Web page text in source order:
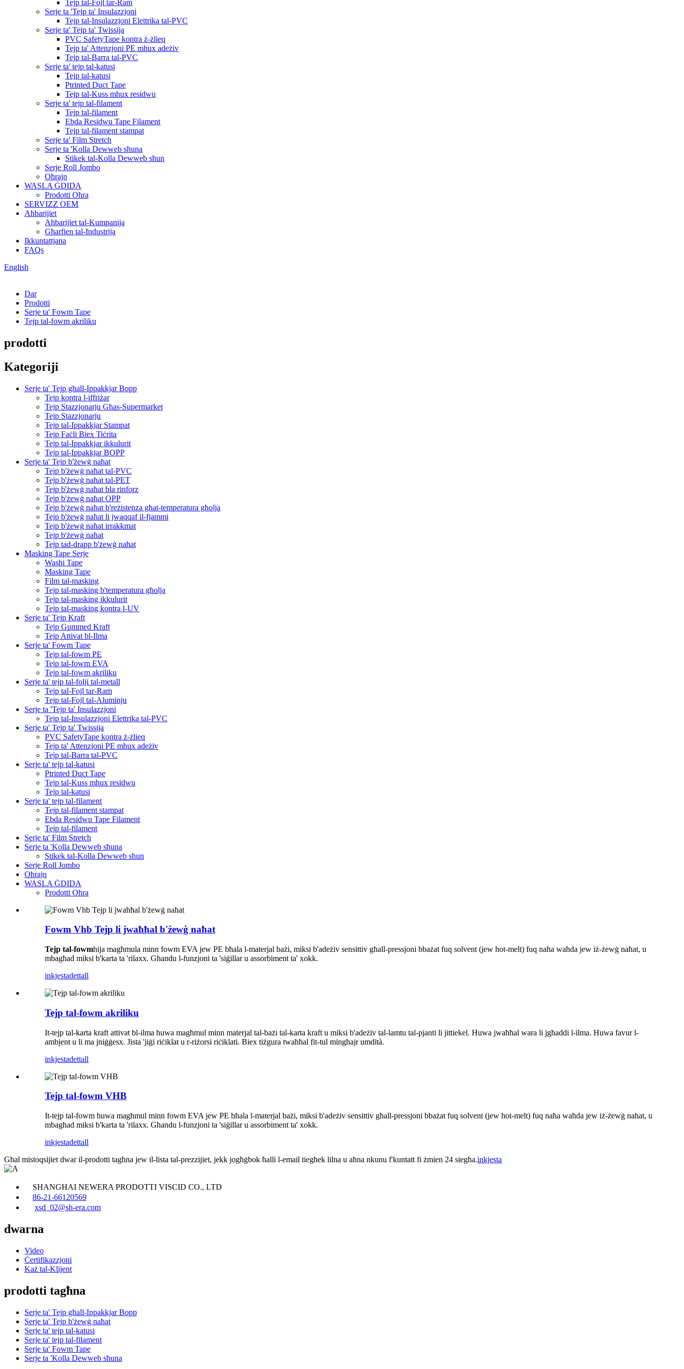
Tejp tal-Fojl tar-Ram
Serje ta 'Tejp ta' Insulazzjoni
Tejp tal-Insulazzjoni Elettrika tal-PVC
Serje ta' Tejp ta' Twissija
PVC SafetyTape kontra ż-żlieq
Tejp ta' Attenzjoni PE mhux adeżiv
Tejp tal-Barra tal-PVC
Serje ta' tejp tal-katusi
Tejp tal-katusi
Ptrinted Duct Tape
Tejp tal-Kuss mhux residwu
Serje ta' tejp tal-filament
Tejp tal-filament
Ebda Residwu Tape Filament
Tejp tal-filament stampat
Serje ta' Film Stretch
Serje ta 'Kolla Dewweb sħuna
Stikek tal-Kolla Dewweb sħun
Serje Roll Jombo
Oħrajn
WASLA ĠDIDA
Prodotti Oħra
SERVIZZ OEM
Aħbarijiet
Aħbarijiet tal-Kumpanija
Għarfien tal-Industrija
Ikkuntattjana
FAQs
English
Dar
Prodotti
Serje ta' Fowm Tape
Tejp tal-fowm akriliku
prodotti
Kategoriji
Serje ta' Tejp għall-Ippakkjar Bopp
Tejp kontra l-iffriżar
Tejp Stazzjonarju Għas-Supermarket
Tejp Stazzjonarju
Tejp tal-Ippakkjar Stampat
Tejp Faċli Biex Tiċrita
Tejp tal-Ippakkjar ikkulurit
Tejp tal-Ippakkjar BOPP
Serje ta' Tejp b'żewġ naħat
Tejp b'żewġ naħat tal-PVC
Tejp b'żewġ naħat tal-PET
Tejp b'żewġ naħat bla rinforz
Tejp b'żewġ naħat OPP
Tejp b'żewġ naħat b'reżistenza għat-temperatura għolja
Tejp b'żewġ naħat li jwaqqaf il-fjammi
Tejp b'żewġ naħat irrakkmat
Tejp b'żewġ naħat
Tejp tad-drapp b'żewġ naħat
Masking Tape Serje
Washi Tape
Masking Tape
Film tal-masking
Tejp tal-masking b'temperatura għolja
Tejp tal-masking ikkulurit
Tejp tal-masking kontra l-UV
Serje ta' Tejp Kraft
Tejp Gummed Kraft
Tejp Attivat bl-Ilma
Serje ta' Fowm Tape
Tejp tal-fowm PE
Tejp tal-fowm EVA
Tejp tal-fowm akriliku
Serje ta' tejp tal-folji tal-metall
Tejp tal-Fojl tar-Ram
Tejp tal-Fojl tal-Aluminju
Serje ta 'Tejp ta' Insulazzjoni
Tejp tal-Insulazzjoni Elettrika tal-PVC
Serje ta' Tejp ta' Twissija
PVC SafetyTape kontra ż-żlieq
Tejp ta' Attenzjoni PE mhux adeżiv
Tejp tal-Barra tal-PVC
Serje ta' tejp tal-katusi
Ptrinted Duct Tape
Tejp tal-Kuss mhux residwu
Tejp tal-katusi
Serje ta' tejp tal-filament
Tejp tal-filament stampat
Ebda Residwu Tape Filament
Tejp tal-filament
Serje ta' Film Stretch
Serje ta 'Kolla Dewweb sħuna
Stikek tal-Kolla Dewweb sħun
Serje Roll Jombo
Oħrajn
WASLA ĠDIDA
Prodotti Oħra
Fowm Vhb Tejp li jwaħħal b'żewġ naħat
Tejp tal-fowmhija magħmula minn fowm EVA jew PE bħala l-materjal bażi, miksi b'adeżiv sensittiv għall-pressjoni bbażat fuq solvent (jew hot-melt) fuq naħa waħda jew iż-żewġ naħat, u
mbagħad miksi b'karta ta 'rilaxx. Għandu l-funzjoni ta 'siġillar u assorbiment ta' xokk.
inkjestadettall
Tejp tal-fowm akriliku
It-tejp tal-karta kraft attivat bl-ilma huwa magħmul minn materjal tal-bażi tal-karta kraft u miksi b'adeżiv tal-lamtu tal-pjanti li jittiekel. Huwa jwaħħal wara li jgħaddi l-ilma. Huwa favur l-
ambjent u li ma jniġġesx. Jista 'jiġi riċiklat u r-riżorsi riċiklati. Biex tiżgura twaħħal fit-tul mingħajr umdità.
inkjestadettall
Tejp tal-fowm VHB
It-tejp tal-fowm huwa magħmul minn fowm EVA jew PE bħala l-materjal bażi, miksi b'adeżiv sensittiv għall-pressjoni bbażat fuq solvent (jew hot-melt) fuq naħa waħda jew iż-żewġ naħat, u
mbagħad miksi b'karta ta 'rilaxx. Għandu l-funzjoni ta 'siġillar u assorbiment ta' xokk.
inkjestadettall
Għal mistoqsijiet dwar il-prodotti tagħna jew il-lista tal-prezzijiet, jekk jogħġbok ħalli l-email tiegħek lilna u aħna nkunu f'kuntatt fi żmien 24 siegħa.inkjesta
SHANGHAI NEWERA PRODOTTI VISCID CO., LTD
86-21-66120569
xsd_02@sh-era.com
dwarna
Video
Ċertifikazzjoni
Każ tal-Klijent
prodotti tagħna
Serje ta' Tejp għall-Ippakkjar Bopp
Serje ta' Tejp b'żewġ naħat
Serje ta' tejp tal-katusi
Serje ta' tejp tal-filament
Serje ta' Fowm Tape
Serje ta 'Kolla Dewweb sħuna